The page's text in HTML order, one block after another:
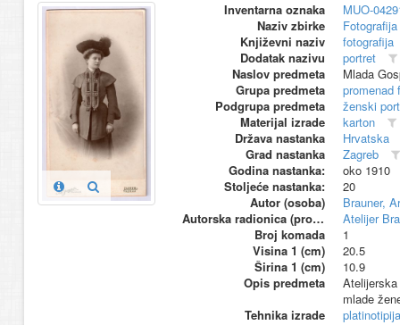
Inventarna oznaka
MUO-
Naziv zbirke
Književni naziv
fotografija
Dodatak nazivu
portret
Naslov predmeta
Mlada
Grupa predmeta
promenad
Podgrupa predmeta
ženski
Materijal izrade
karton
Država nastanka
Hrvatska
Grad nastanka
Zagreb
Godina nastanka:
oko 1910
Stoljeće nastanka:
20
Autor (osoba)
Brauner,
Autorska radionica (proizvođač)
Atelijer
Broj komada
1
Visina 1 (cm)
20.5
Širina 1 (cm)
10.9
Opis predmeta
mlade
Tehnika izrade
platinotipija